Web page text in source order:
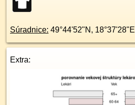
Súradnice: 49°44'52"N , 18°37'28"E
Extra: